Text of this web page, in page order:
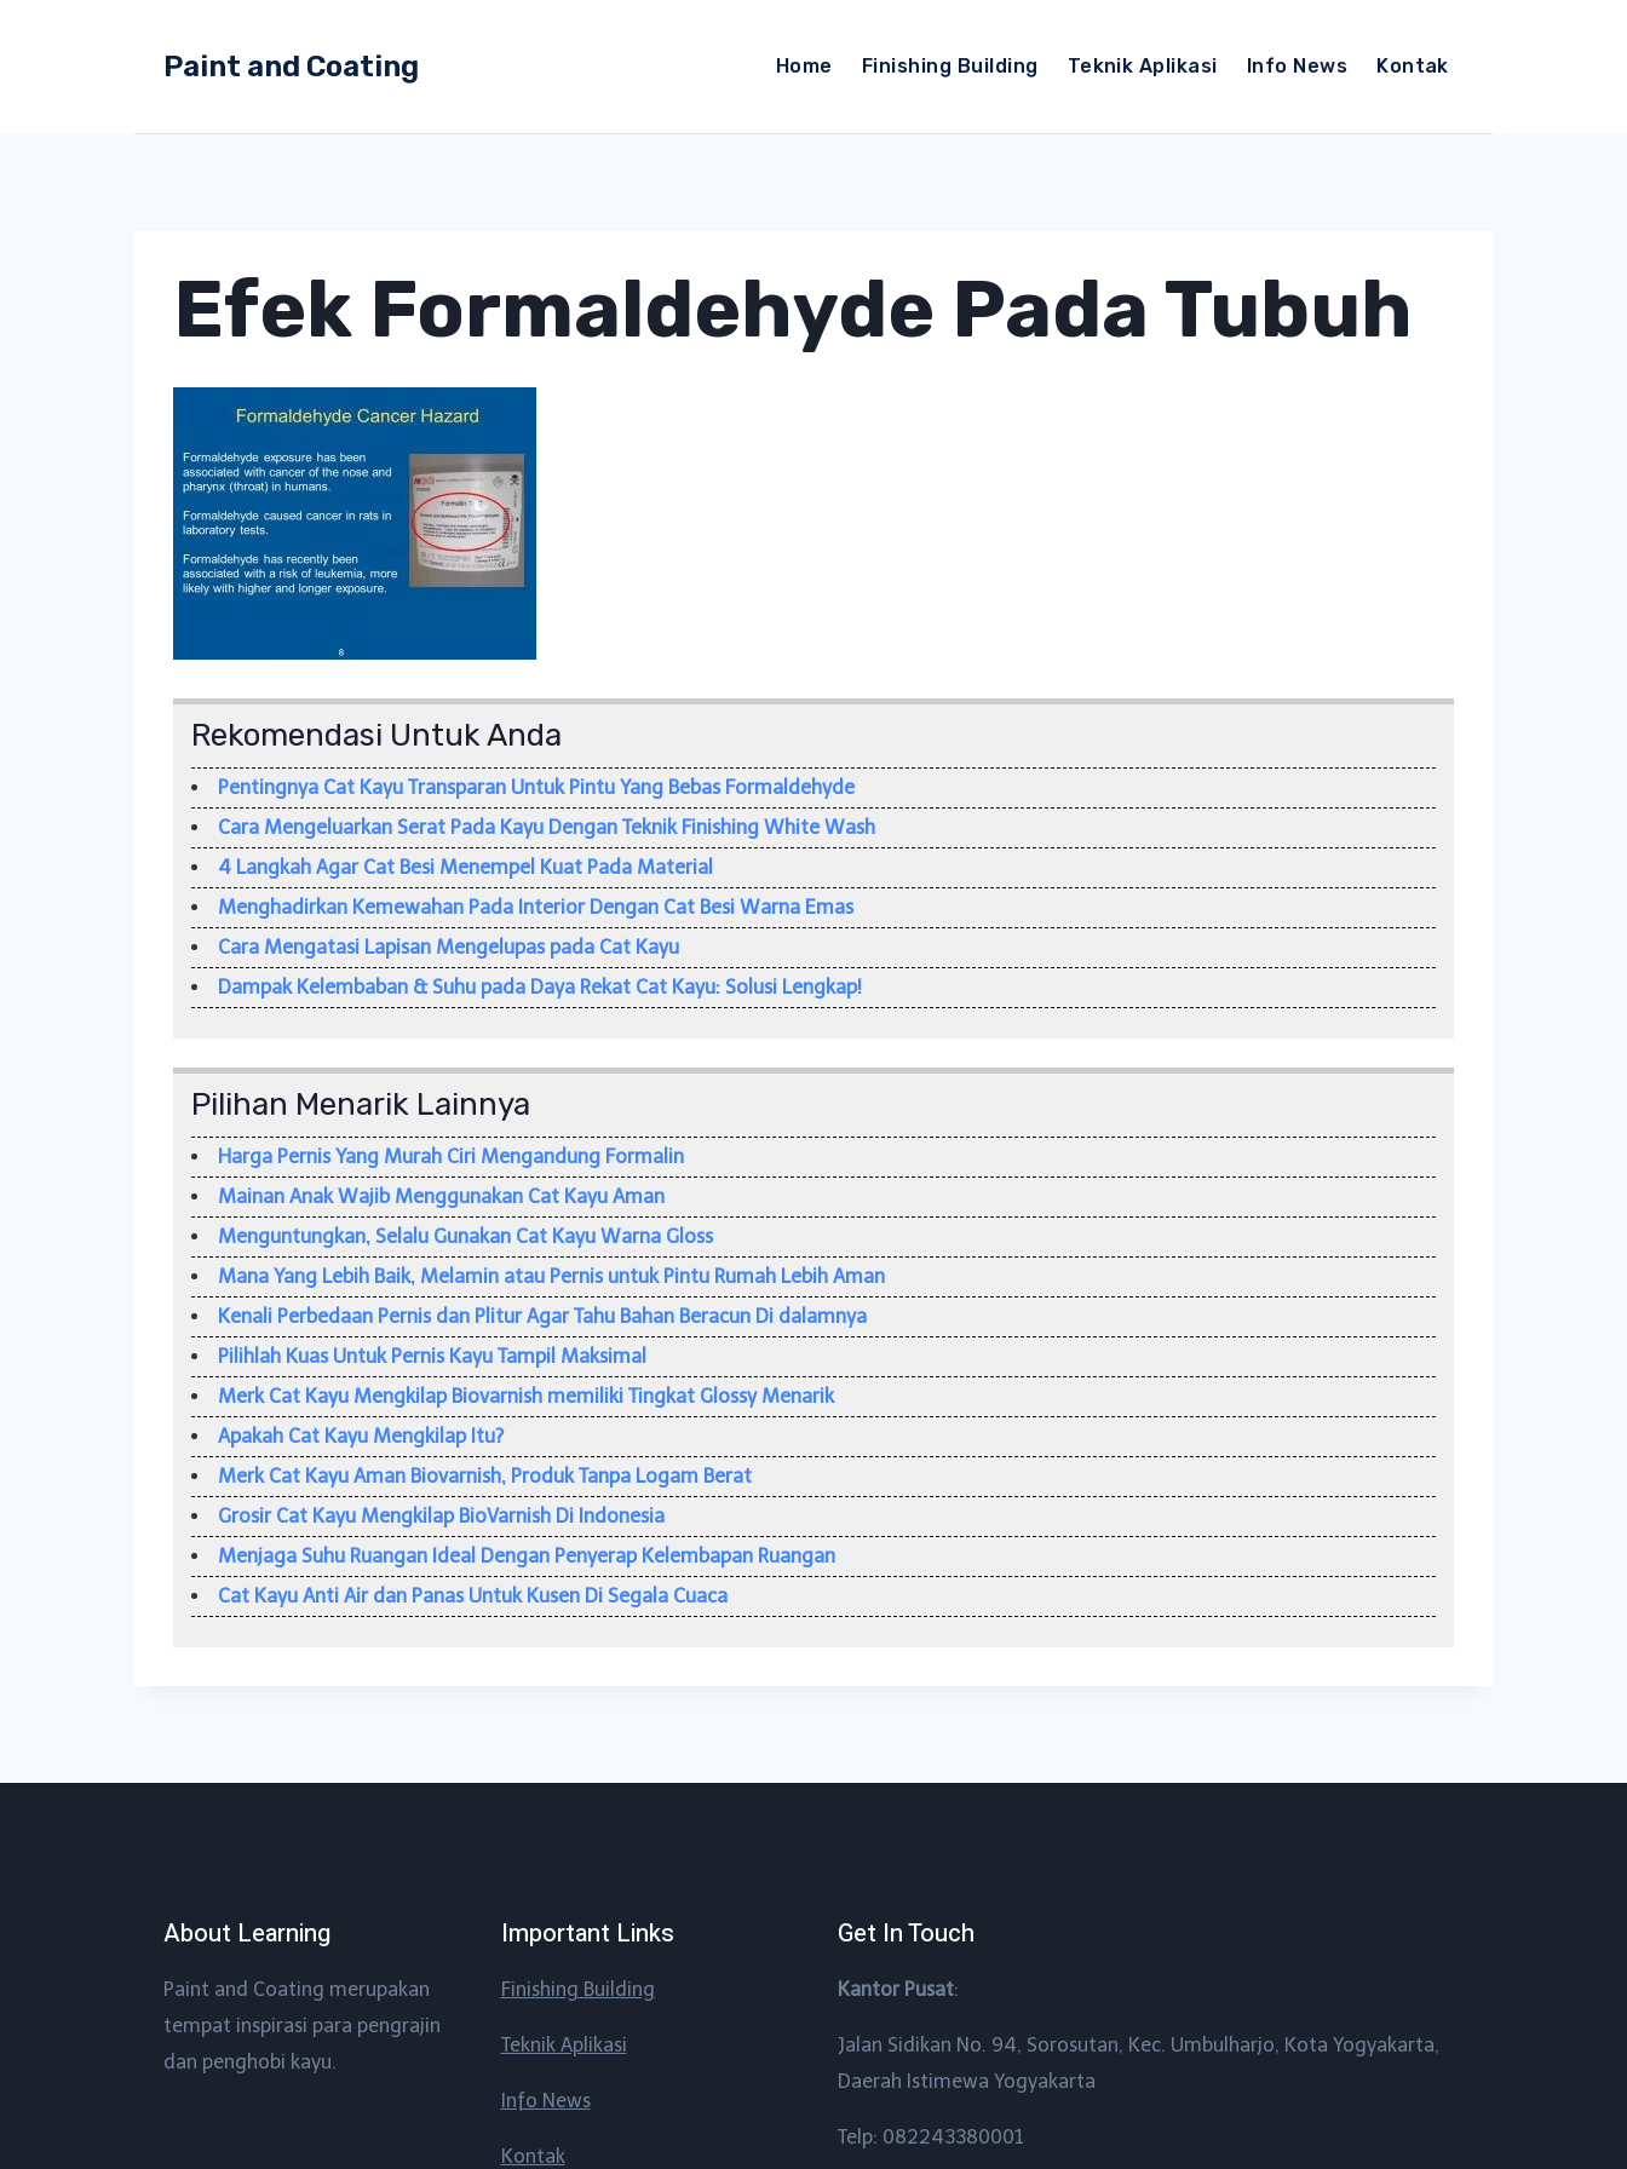
Paint and Coating Home Finishing Building Teknik Aplikasi Info News Kontak
Efek Formaldehyde Pada Tubuh
Rekomendasi Untuk Anda
Pentingnya Cat Kayu Transparan Untuk Pintu Yang Bebas Formaldehyde
Cara Mengeluarkan Serat Pada Kayu Dengan Teknik Finishing White Wash
4 Langkah Agar Cat Besi Menempel Kuat Pada Material
Menghadirkan Kemewahan Pada Interior Dengan Cat Besi Warna Emas
Cara Mengatasi Lapisan Mengelupas pada Cat Kayu
Dampak Kelembaban & Suhu pada Daya Rekat Cat Kayu: Solusi Lengkap!
Pilihan Menarik Lainnya
Harga Pernis Yang Murah Ciri Mengandung Formalin
Mainan Anak Wajib Menggunakan Cat Kayu Aman
Menguntungkan, Selalu Gunakan Cat Kayu Warna Gloss
Mana Yang Lebih Baik, Melamin atau Pernis untuk Pintu Rumah Lebih Aman
Kenali Perbedaan Pernis dan Plitur Agar Tahu Bahan Beracun Di dalamnya
Pilihlah Kuas Untuk Pernis Kayu Tampil Maksimal
Merk Cat Kayu Mengkilap Biovarnish memiliki Tingkat Glossy Menarik
Apakah Cat Kayu Mengkilap Itu?
Merk Cat Kayu Aman Biovarnish, Produk Tanpa Logam Berat
Grosir Cat Kayu Mengkilap BioVarnish Di Indonesia
Menjaga Suhu Ruangan Ideal Dengan Penyerap Kelembapan Ruangan
Cat Kayu Anti Air dan Panas Untuk Kusen Di Segala Cuaca
About Learning
Paint and Coating merupakan
tempat inspirasi para pengrajin
dan penghobi kayu.
Important Links
Finishing Building
Teknik Aplikasi
Info News
Kontak
Get In Touch
Kantor Pusat:
Jalan Sidikan No. 94, Sorosutan, Kec. Umbulharjo, Kota Yogyakarta,
Daerah Istimewa Yogyakarta
Telp: 082243380001